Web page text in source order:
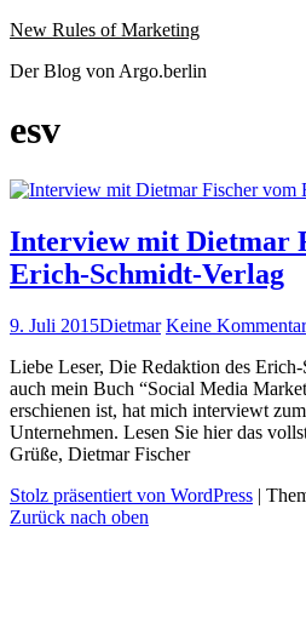
Website
geladen
Zum
springen
New Rules of Marketing
Der Blog von Argo.berlin
esv
Interview mit Dietmar
Erich-Schmidt-Verlag
Veröffentlicht
9. Juli 2015Autor
Dietmar Keine
Liebe Leser, Die Redak­tion des
auch mein Buch “Social Media
erschienen ist, hat mich inter­viewt
Unternehmen. Lesen Sie hier das
Grüße, Diet­mar Fischer
Stolz präsentiert von WordPress |
Zurück nach oben